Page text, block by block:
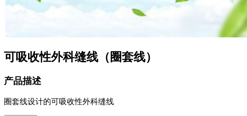
可吸收性外科缝线（圈套线）
产品描述
圈套线设计的可吸收性外科缝线